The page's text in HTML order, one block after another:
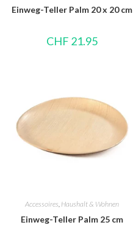
Einweg-Teller Palm 20 x 20 cm
CHF 21.95
Accessoires Haushalt & Wohnen
Einweg-Teller Palm 25 cm